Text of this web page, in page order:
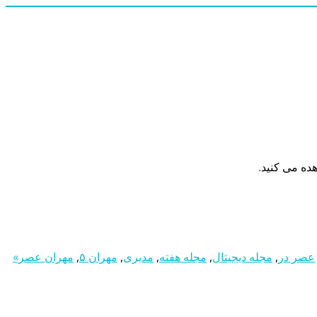
عصر در , مجله دیجیتال, مجله هفته, مدیری, مهران ۵ , مهران عصر»